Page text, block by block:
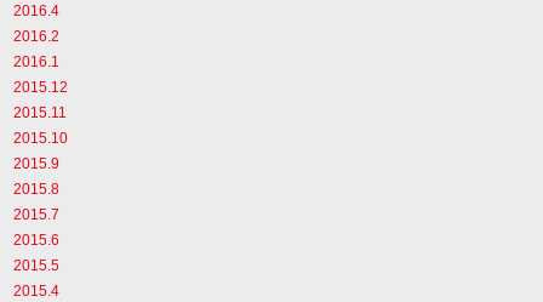
2016.4
2016.2
2016.1
2015.12
2015.11
2015.10
2015.9
2015.8
2015.7
2015.6
2015.5
2015.4